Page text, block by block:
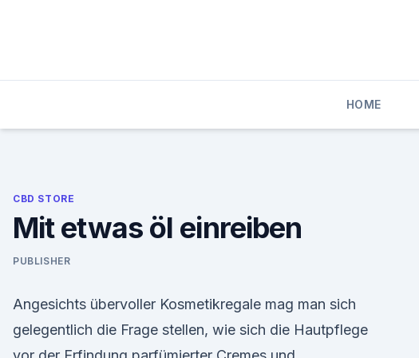
HOME
CBD STORE
Mit etwas öl einreiben
PUBLISHER
Angesichts übervoller Kosmetikregale mag man sich
gelegentlich die Frage stellen, wie sich die Hautpflege